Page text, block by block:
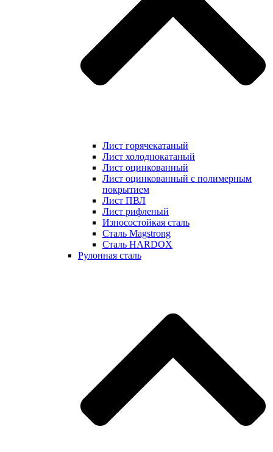
Лист горячекатаный
Лист холоднокатаный
Лист оцинкованный
Лист оцинкованный с полимерным
покрытием
Лист ПВЛ
Лист рифленый
Износостойкая сталь
Сталь Magstrong
Сталь HARDOX
Рулонная сталь